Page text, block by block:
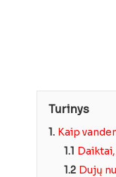
Turinys
1. Kaip
1.1
1.2 Dujų